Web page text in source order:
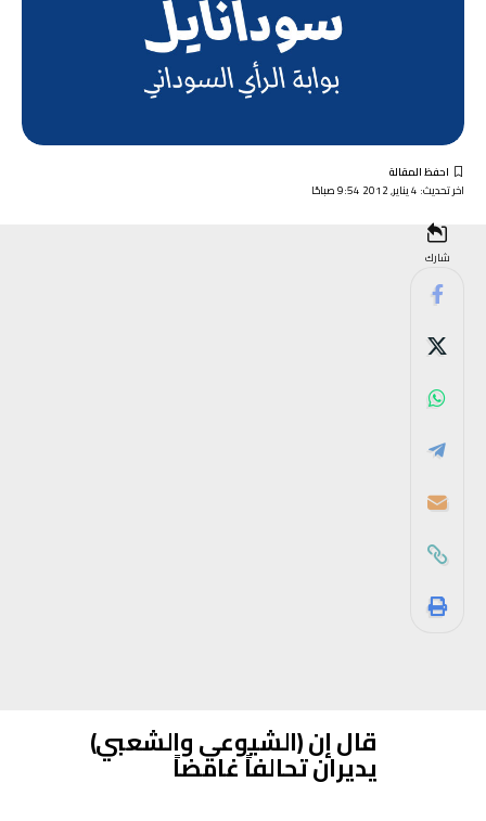
اخر تحديث: 4 يناير, 2012 9:54 صباحًا
شارك
قال إن (الشيوعي والشعبي)
يديران تحالفاً غامضاً